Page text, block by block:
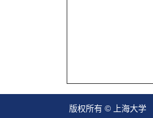
版权所有 ©上海大学